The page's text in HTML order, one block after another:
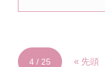
4 / 25 « 先頭